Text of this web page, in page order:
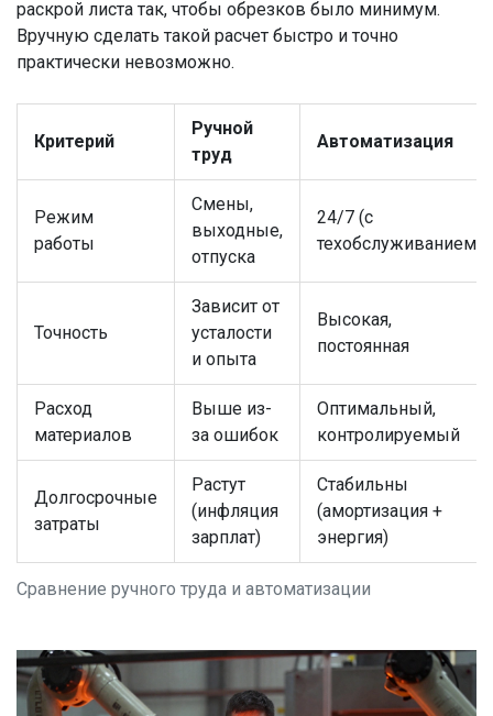
раскрой листа так, чтобы обрезков было минимум.
Вручную сделать такой расчет быстро и точно
практически невозможно.
Сравнение ручного труда и автоматизации
Критерий
Ручной
труд
Автоматизация
Режим
работы
Смены,
выходные,
отпуска
24/7 (с
техобслуживанием)
Точность
Зависит от
усталости
и опыта
Высокая,
постоянная
Расход
материалов
Выше из-
за ошибок
Оптимальный,
контролируемый
Долгосрочные
затраты
Растут
(инфляция
зарплат)
Стабильны
(амортизация +
энергия)